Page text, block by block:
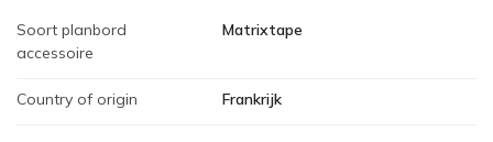
Soort planbord
accessoire
Matrixtape
Country of origin Frankrijk